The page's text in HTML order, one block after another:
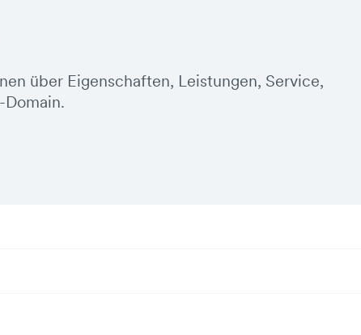
über Eigenschaften, Leistungen, Service,